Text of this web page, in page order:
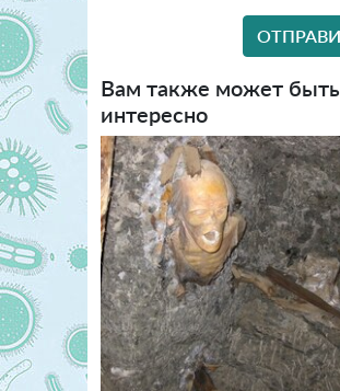
Вам также может быть
интересно